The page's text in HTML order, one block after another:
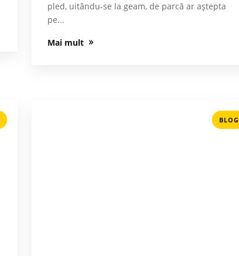
pled, uitându-se la geam, de parcă ar aștepta
pe...
Mai mult
BLOG